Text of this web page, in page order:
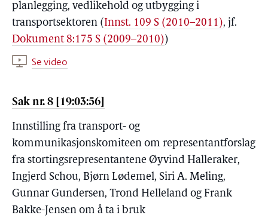
planlegging, vedlikehold og utbygging i
transportsektoren (Innst. 109 S (2010–2011), jf.
Dokument 8:175 S (2009–2010))
Se video
Sak nr. 8 [19:03:56]
Innstilling fra transport- og
kommunikasjonskomiteen om representantforslag
fra stortingsrepresentantene Øyvind Halleraker,
Ingjerd Schou, Bjørn Lødemel, Siri A. Meling,
Gunnar Gundersen, Trond Helleland og Frank
Bakke-Jensen om å ta i bruk